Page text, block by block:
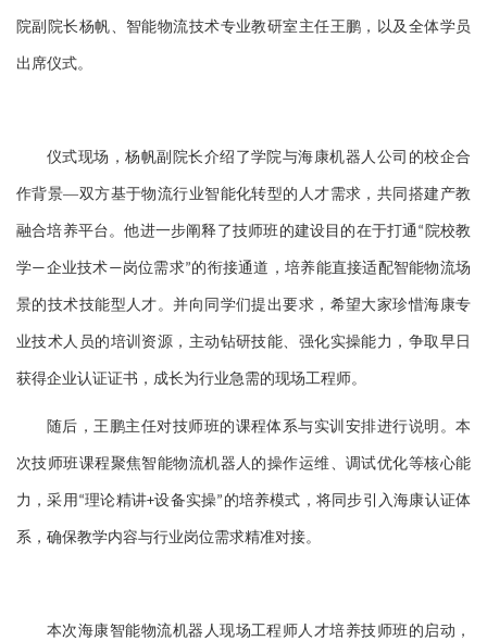
院副院长杨帆、智能物流技术专业教研室主任王鹏，以及全体学员
出席仪式。
仪式现场，杨帆副院长介绍了学院与海康机器人公司的校企合
作背景—双方基于物流行业智能化转型的人才需求，共同搭建产教
融合培养平台。他进一步阐释了技师班的建设目的在于打通 “ 院校教
学—企业技术—岗位需求”的衔接通道，培养能直接适配智能物流场
景的技术技能型人才。并向同学们提出要求，希望大家珍惜海康专
业技术人员的培训资源，主动钻研技能、强化实操能力，争取早日
获得企业认证证书，成长为行业急需的现场工程师。
随后，王鹏主任对技师班的课程体系与实训安排进行说明。本
次技师班课程聚焦智能物流机器人的操作运维、调试优化等核心能
力，采用 “理论精讲+设备实操” 的培养模式，将同步引入海康认证体
系，确保教学内容与行业岗位需求精准对接。
本次海康智能物流机器人现场工程师人才培养技师班的启动 ，